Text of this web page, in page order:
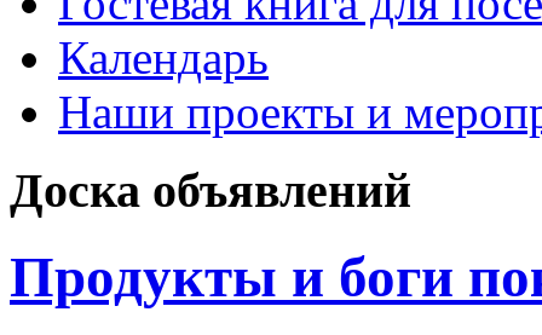
Календарь
Наши проекты и
Доска объявлений
Продукты и боги